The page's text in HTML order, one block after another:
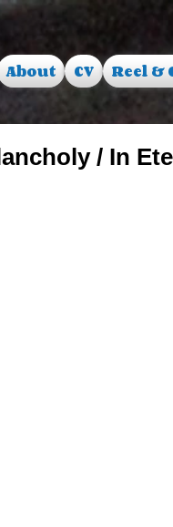
About CV Reel &
/ In